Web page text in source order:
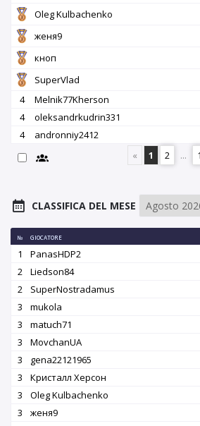
Oleg Kulbachenko
женя9
кноп
SuperVlad
4
Melnik77Kherson
4
oleksandrkudrin331
4
andronniy2412
«
1 2 ...
CLASSIFICA DEL MESE
№ GIOCATORE
1 PanasHDP2
2
Liedson84
2
SuperNostradamus
3
mukola
3
matuch71
3
MovchanUA
3
gena22121965
3
Кристалл Херсон
3
Oleg Kulbachenko
3
женя9